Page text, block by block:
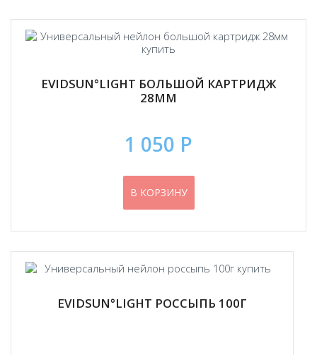
EVIDSUN°LIGHT БОЛЬШОЙ КАРТРИДЖ
28ММ
1 050 Р
В КОРЗИНУ
EVIDSUN°LIGHT РОССЫПЬ 100Г